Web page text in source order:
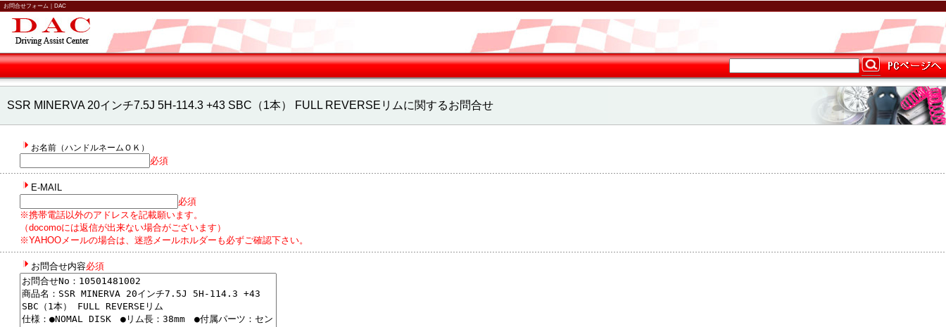
お問合せフォーム｜DAC
SSR MINERVA 20インチ7.5J 5H-114.3 +43 SBC（1本） FULL REVERSEリムに関するお問合せ
お名前（ハンドルネームＯＫ）
必須
E-MAIL
必須
※携帯電話以外のアドレスを記載願います。
（docomoには返信が出来ない場合がございます）
※YAHOOメールの場合は、迷惑メールホルダーも必ずご確認下さい。
お問合せ内容必須